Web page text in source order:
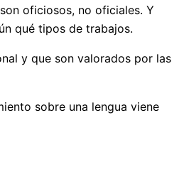
oficiosos, no oficiales. Y
qué tipos de trabajos.
y que son valorados por las
sobre una lengua viene